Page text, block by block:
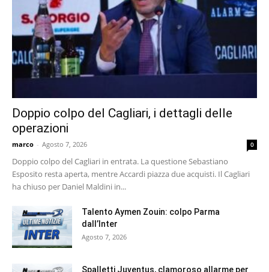
Doppio colpo del Cagliari, i dettagli delle
operazioni
marco - Agosto 7, 2026 0
Doppio colpo del Cagliari in entrata. La questione Sebastiano
Esposito resta aperta, mentre Accardi piazza due acquisti. Il Cagliari
ha chiuso per Daniel Maldini in...
Talento Aymen Zouin: colpo Parma
dall’Inter
Agosto 7, 2026
Spalletti Juventus, clamoroso allarme per